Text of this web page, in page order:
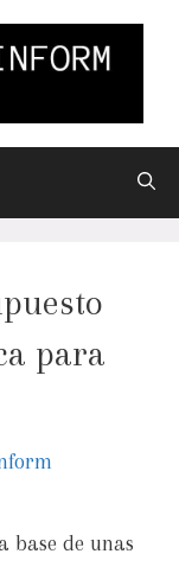
para
base de unas